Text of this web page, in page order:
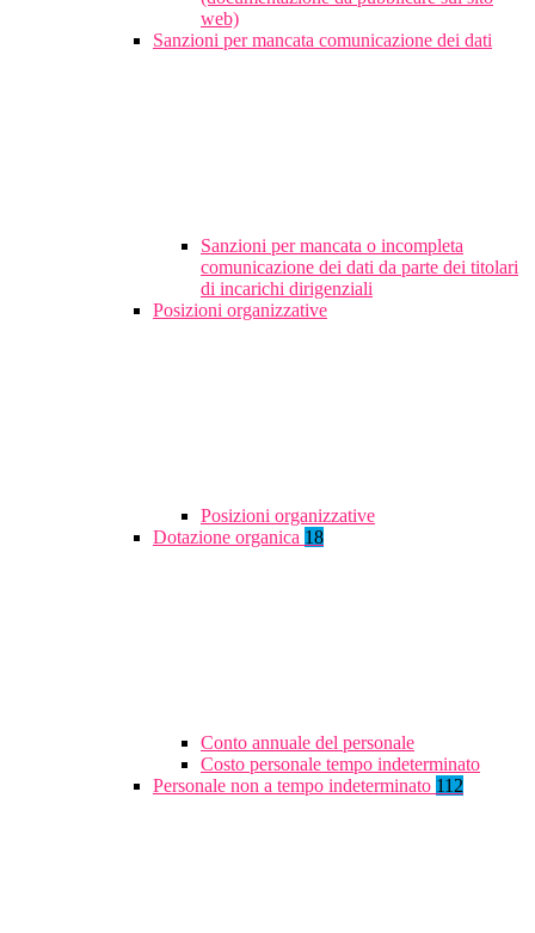
web)
Sanzioni per mancata comunicazione dei dati
Sanzioni per mancata o incompleta
comunicazione dei dati da parte dei titolari
di incarichi dirigenziali
Posizioni organizzative
Posizioni organizzative
Dotazione organica 18
Conto annuale del personale
Costo personale tempo indeterminato
Personale non a tempo indeterminato 112